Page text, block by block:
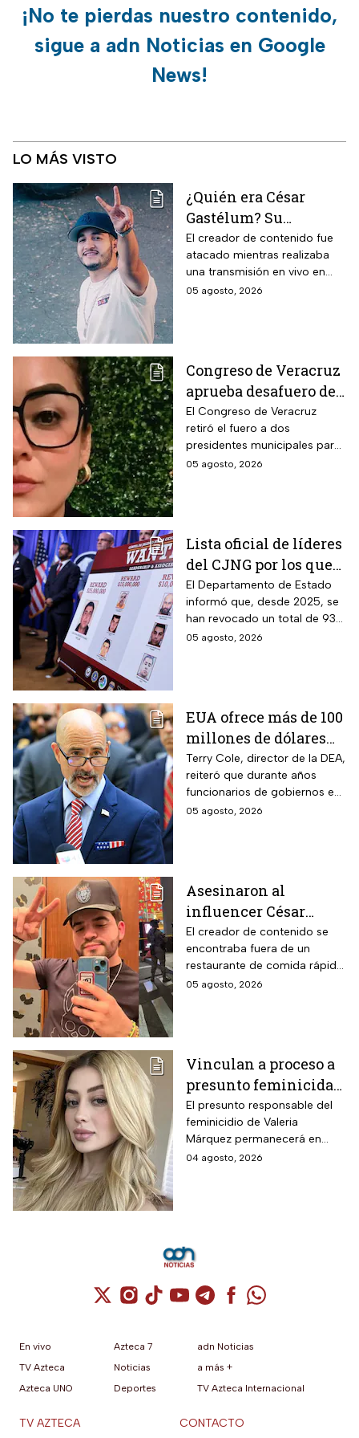
¡No te pierdas nuestro contenido,
sigue a adn Noticias en Google
News!
LO MÁS VISTO
¿Quién era César
Gastélum? Su
asesinato revive la
violencia contra
influencers en
Sinaloa y la lista de
El creador de contenido fue
atacado mientras realizaba
una transmisión en vivo en
Culiacán. Su caso vuelve a
05 agosto, 2026
Congreso de Veracruz
aprueba desafuero de
alcalde ligado al caso
de la periodista
Roxana Guzmán
El Congreso de Veracruz
retiró el fuero a dos
presidentes municipales para
que continúen las
05 agosto, 2026
Lista oficial de líderes
del CJNG por los que
EUA ofrece millonaria
recompensa
El Departamento de Estado
informó que, desde 2025, se
han revocado un total de 93
visas a familiares y socios de
05 agosto, 2026
EUA ofrece más de 100
millones de dólares
por líderes del CJNG;
aumenta recompensa
por hijastro de “El
Mencho”
Terry Cole, director de la DEA,
reiteró que durante años
funcionarios de gobiernos en
México apoyaron a los
05 agosto, 2026
Asesinaron al
influencer César
Gastélum mientras
transmitía en vivo en
Culiacán, Sinaloa
El creador de contenido se
encontraba fuera de un
restaurante de comida rápida
cuando recibió el disparo;
05 agosto, 2026
Vinculan a proceso a
presunto feminicida
de Valeria Márquez;
permanecerá un año
en prisión preventiva
El presunto responsable del
feminicidio de Valeria
Márquez permanecerá en
prisión preventiva mientras las
04 agosto, 2026
Cuenta de X / Twitter (se abre en una
Cuenta de Instagram (se abre en una
Cuenta de TikTok (se abre en
Cuenta de YouTube (se abre
Cuenta de Telegram (se
Cuenta de
Cuenta de
En vivo
TV Azteca
Azteca UNO
Azteca 7
Noticias
Deportes
adn Noticias
a más +
TV Azteca Internacional
TV AZTECA CONTACTO